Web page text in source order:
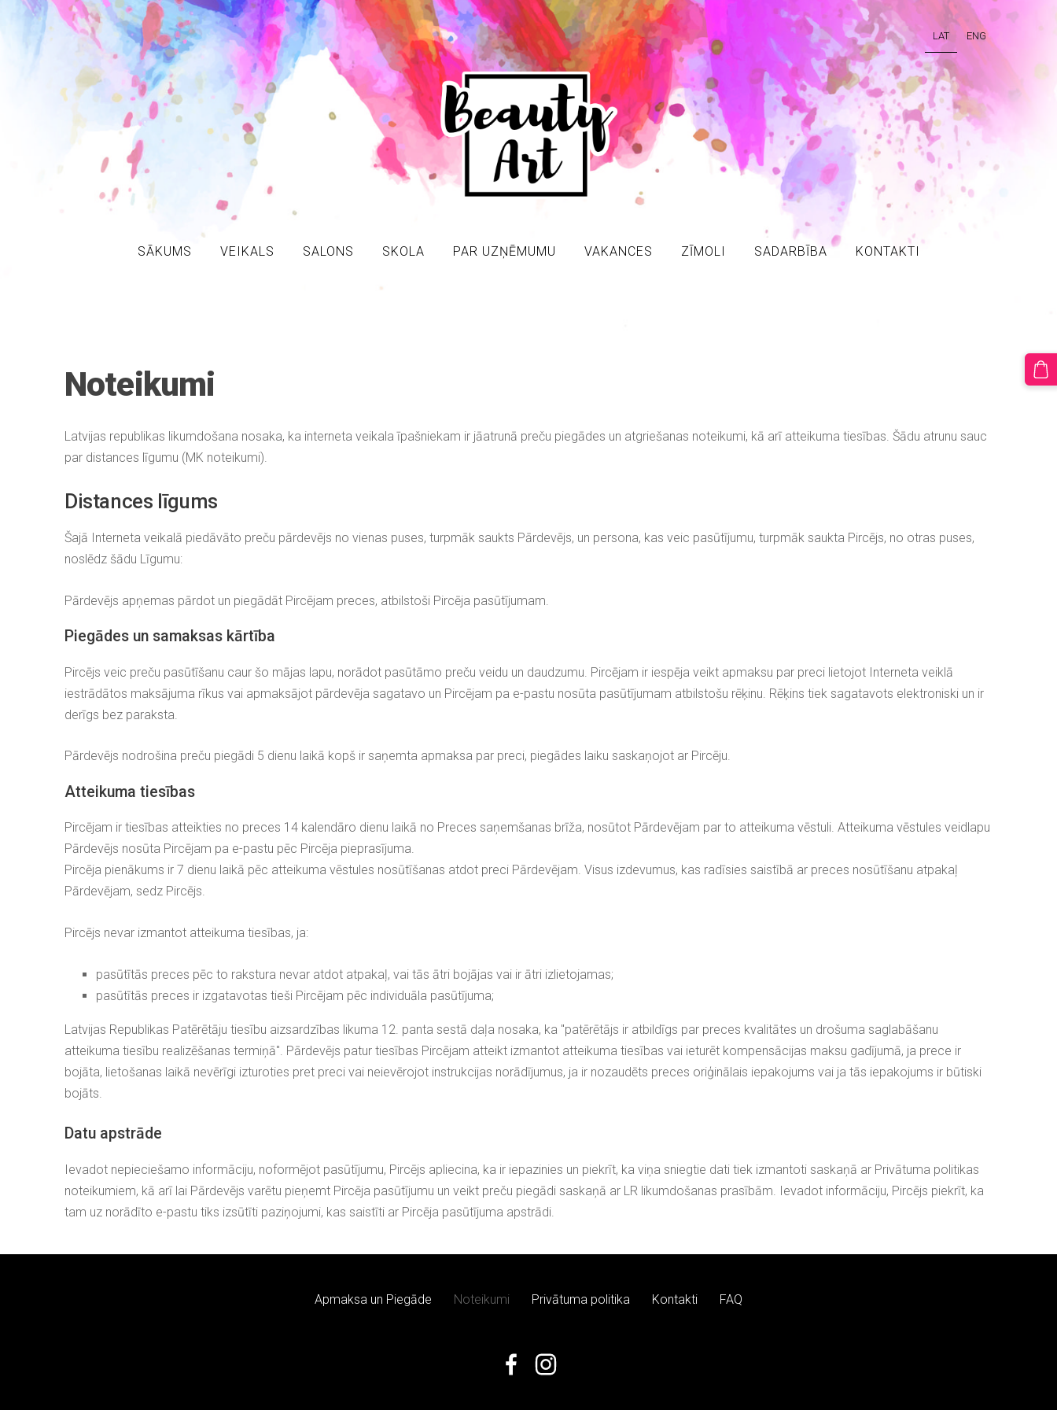
LAT ENG
SĀKUMS VEIKALS SALONS SKOLA PAR UZŅĒMUMU VAKANCES ZĪMOLI SADARBĪBA KONTAKTI
Noteikumi
Latvijas republikas likumdošana nosaka, ka interneta veikala īpašniekam ir jāatrunā preču piegādes un atgriešanas noteikumi, kā arī atteikuma tiesības. Šādu atrunu sauc
par distances līgumu (MK noteikumi).
Distances līgums
Šajā Interneta veikalā piedāvāto preču pārdevējs no vienas puses, turpmāk saukts Pārdevējs, un persona, kas veic pasūtījumu, turpmāk saukta Pircējs, no otras puses,
noslēdz šādu Līgumu:
Pārdevējs apņemas pārdot un piegādāt Pircējam preces, atbilstoši Pircēja pasūtījumam.
Piegādes un samaksas kārtība
Pircējs veic preču pasūtīšanu caur šo mājas lapu, norādot pasūtāmo preču veidu un daudzumu. Pircējam ir iespēja veikt apmaksu par preci lietojot Interneta veiklā
iestrādātos maksājuma rīkus vai apmaksājot pārdevēja sagatavo un Pircējam pa e-pastu nosūta pasūtījumam atbilstošu rēķinu. Rēķins tiek sagatavots elektroniski un ir
derīgs bez paraksta.
Pārdevējs nodrošina preču piegādi 5 dienu laikā kopš ir saņemta apmaksa par preci, piegādes laiku saskaņojot ar Pircēju.
Atteikuma tiesības
Pircējam ir tiesības atteikties no preces 14 kalendāro dienu laikā no Preces saņemšanas brīža, nosūtot Pārdevējam par to atteikuma vēstuli. Atteikuma vēstules veidlapu
Pārdevējs nosūta Pircējam pa e-pastu pēc Pircēja pieprasījuma.
Pircēja pienākums ir 7 dienu laikā pēc atteikuma vēstules nosūtīšanas atdot preci Pārdevējam. Visus izdevumus, kas radīsies saistībā ar preces nosūtīšanu atpakaļ
Pārdevējam, sedz Pircējs.
Pircējs nevar izmantot atteikuma tiesības, ja:
pasūtītās preces pēc to rakstura nevar atdot atpakaļ, vai tās ātri bojājas vai ir ātri izlietojamas;
pasūtītās preces ir izgatavotas tieši Pircējam pēc individuāla pasūtījuma;
Latvijas Republikas Patērētāju tiesību aizsardzības likuma 12. panta sestā daļa nosaka, ka "patērētājs ir atbildīgs par preces kvalitātes un drošuma saglabāšanu
atteikuma tiesību realizēšanas termiņā". Pārdevējs patur tiesības Pircējam atteikt izmantot atteikuma tiesības vai ieturēt kompensācijas maksu gadījumā, ja prece ir
bojāta, lietošanas laikā nevērīgi izturoties pret preci vai neievērojot instrukcijas norādījumus, ja ir nozaudēts preces oriģinālais iepakojums vai ja tās iepakojums ir būtiski
bojāts.
Datu apstrāde
Ievadot nepieciešamo informāciju, noformējot pasūtījumu, Pircējs apliecina, ka ir iepazinies un piekrīt, ka viņa sniegtie dati tiek izmantoti saskaņā ar Privātuma politikas
noteikumiem, kā arī lai Pārdevējs varētu pieņemt Pircēja pasūtījumu un veikt preču piegādi saskaņā ar LR likumdošanas prasībām. Ievadot informāciju, Pircējs piekrīt, ka
tam uz norādīto e-pastu tiks izsūtīti paziņojumi, kas saistīti ar Pircēja pasūtījuma apstrādi.
Apmaksa un Piegāde Noteikumi Privātuma politika Kontakti FAQ